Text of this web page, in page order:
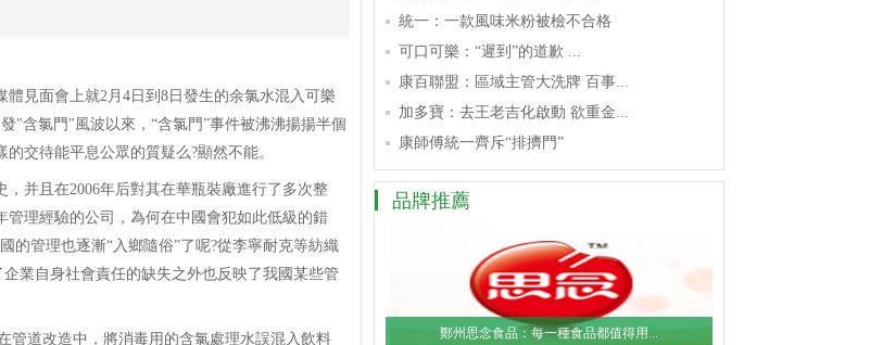
見面會上就2月4日到8日發生的余氯水混入可樂
"含氯門"風波以來，“含氯門”事件被沸沸揚揚半個
交待能平息公眾的質疑么?顯然不能。
并且在2006年后對其在華瓶裝廠進行了多次整
理經驗的公司，為何在中國會犯如此低級的錯
的管理也逐漸“入鄉隨俗”了呢?從李寧耐克等紡織
業自身社會責任的缺失之外也反映了我國某些管
道改造中，將消毒用的含氯處理水誤混入飲料
統一：一款風味米粉被檢不合格
可口可樂：“遲到”的道歉 ...
康百聯盟：區域主管大洗牌 百事...
加多寶：去王老吉化啟動 欲重金...
康師傅統一齊斥“排擠門”
品牌推薦
鄭州思念食品：每一種食品都值得用...